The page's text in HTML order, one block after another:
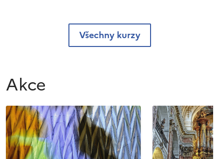
Všechny kurzy
Akce